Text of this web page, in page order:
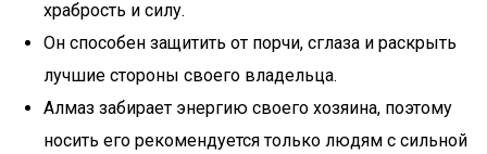
храбрость и силу.
Он способен защитить от порчи, сглаза и раскрыть
лучшие стороны своего владельца.
Алмаз забирает энергию своего хозяина, поэтому
носить его рекомендуется только людям с сильной